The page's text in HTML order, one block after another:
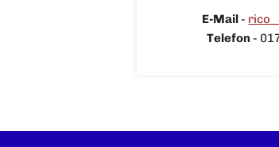
E-Mail -
Telefon -